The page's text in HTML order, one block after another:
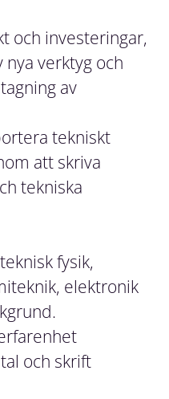
och investeringar,
verktyg och
av
tekniskt
att skriva
tekniska
fysik,
elektronik
och skrift